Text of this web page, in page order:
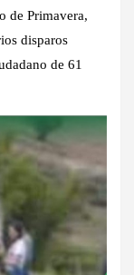
de Primavera,
disparos
de 61